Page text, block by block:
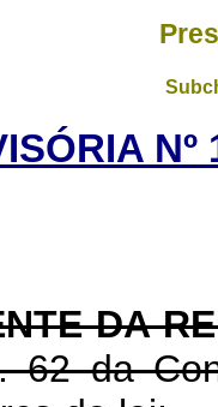
Nº
DA
62 da